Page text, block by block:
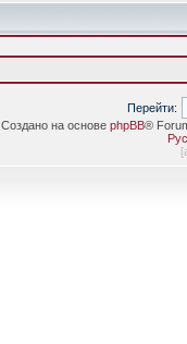
Перейти:
Создано на основе phpBB®
[